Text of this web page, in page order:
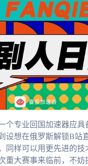
个专业回国加速器应
设想在俄罗斯解锁B站
同样可以用更先进的
重大赛事来临前，不